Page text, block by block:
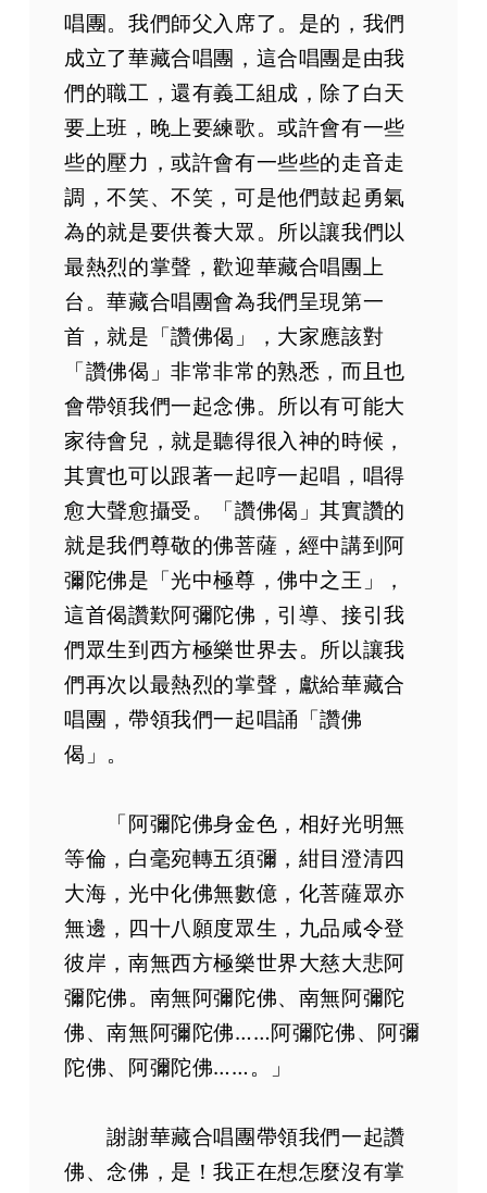
唱團。我們師父入席了。是的，我們
成立了華藏合唱團，這合唱團是由我
們的職工，還有義工組成，除了白天
要上班，晚上要練歌。或許會有一些
些的壓力，或許會有一些些的走音走
調，不笑、不笑，可是他們鼓起勇氣
為的就是要供養大眾。所以讓我們以
最熱烈的掌聲，歡迎華藏合唱團上
台。華藏合唱團會為我們呈現第一
首，就是「讚佛偈」，大家應該對
「讚佛偈」非常非常的熟悉，而且也
會帶領我們一起念佛。所以有可能大
家待會兒，就是聽得很入神的時候，
其實也可以跟著一起哼一起唱，唱得
愈大聲愈攝受。「讚佛偈」其實讚的
就是我們尊敬的佛菩薩，經中講到阿
彌陀佛是「光中極尊，佛中之王」，
這首偈讚歎阿彌陀佛，引導、接引我
們眾生到西方極樂世界去。所以讓我
們再次以最熱烈的掌聲，獻給華藏合
唱團，帶領我們一起唱誦「讚佛
偈」。
「阿彌陀佛身金色，相好光明無
等倫，白毫宛轉五須彌，紺目澄清四
大海，光中化佛無數億，化菩薩眾亦
無邊，四十八願度眾生，九品咸令登
彼岸，南無西方極樂世界大慈大悲阿
彌陀佛。南無阿彌陀佛、南無阿彌陀
佛、南無阿彌陀佛……阿彌陀佛、阿彌
陀佛、阿彌陀佛……。」
謝謝華藏合唱團帶領我們一起讚
佛、念佛，是！我正在想怎麼沒有掌